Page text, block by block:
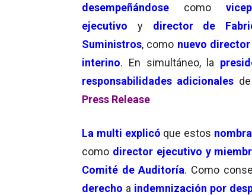
desempeñándose
como
ejecutivo
y director de
Suministros, como nuevo
interino. En simultáneo, la
responsabilidades adicionales
Press Release
La multi explicó que estos
como director ejecutivo y
Comité de Auditoría. Como
derecho a indemnización por